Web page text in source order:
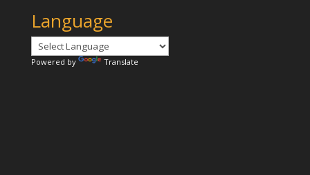
Language
Powered by Translate